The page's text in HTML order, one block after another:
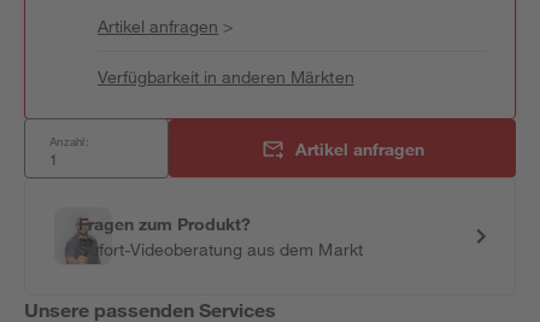
Artikel anfragen >
Verfügbarkeit in anderen Märkten
Anzahl: Artikel anfragen
Fragen zum Produkt?
Sofort-Videoberatung aus dem Markt
Unsere passenden Services